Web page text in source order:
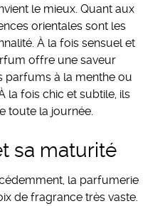
le mieux. Quant aux
orientales sont les
À la fois sensuel et
offre une saveur
parfums à la menthe ou
la fois chic et subtile, ils
toute la journée.
sa maturité
la parfumerie
de fragrance très vaste.